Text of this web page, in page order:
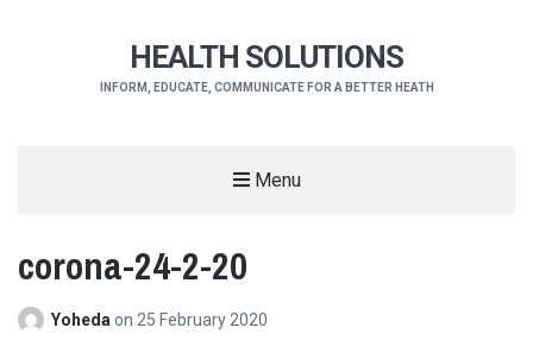
HEALTH SOLUTIONS
INFORM, EDUCATE, COMMUNICATE FOR A BETTER HEATH
Menu
corona-24-2-20
Yoheda on 25 February 2020